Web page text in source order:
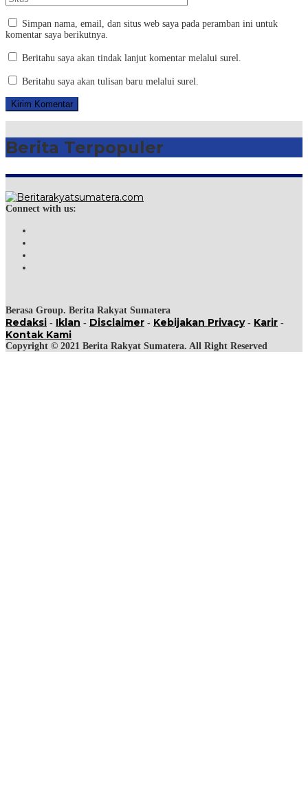
Simpan nama, email, dan situs web saya pada peramban ini untuk
komentar saya berikutnya.
Beritahu saya akan tindak lanjut komentar melalui surel.
Beritahu saya akan tulisan baru melalui surel.
Berita Terpopuler
Connect with us:
Berasa Group. Berita Rakyat Sumatera
Redaksi - Iklan - Disclaimer - Kebijakan Privacy- Karir -
Kontak Kami
Copyright © 2021 Berita Rakyat Sumatera. All Right Reserved